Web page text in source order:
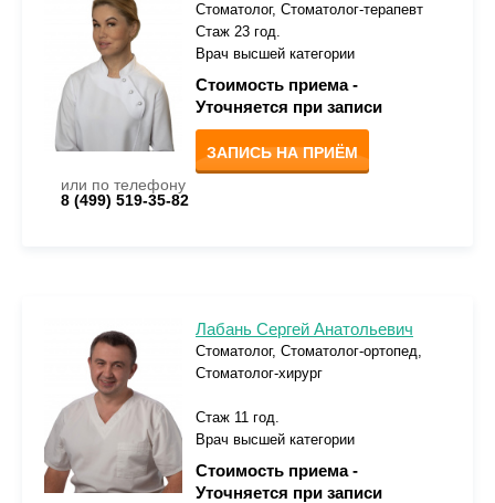
Стоматолог, Стоматолог-терапевт
Стаж 23 год.
Врач высшей категории
Стоимость приема -
Уточняется при записи
ЗАПИСЬ НА ПРИЁМ
или по телефону
8 (499) 519-35-82
Лабань Сергей Анатольевич
Стоматолог, Стоматолог-ортопед,
Стоматолог-хирург
Стаж 11 год.
Врач высшей категории
Стоимость приема -
Уточняется при записи